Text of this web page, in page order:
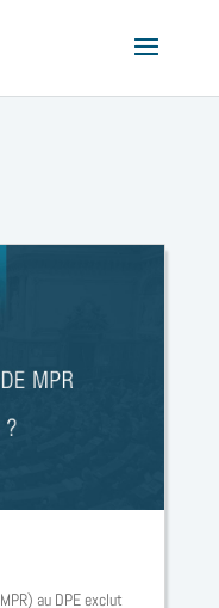
au DPE exclut